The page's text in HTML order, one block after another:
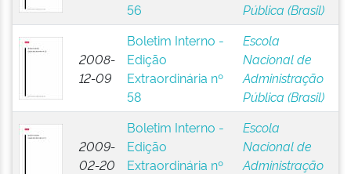
56
Pública (Brasil)
2008-
12-09
Boletim Interno -
Edição
Extraordinária nº
58
Escola
Nacional de
Administração
Pública (Brasil)
2009-
02-20
Boletim Interno -
Edição
Extraordinária nº
Escola
Nacional de
Administração